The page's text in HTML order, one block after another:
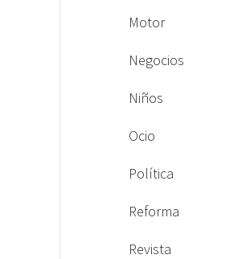
Motor
Negocios
Niños
Ocio
Política
Reforma
Revista